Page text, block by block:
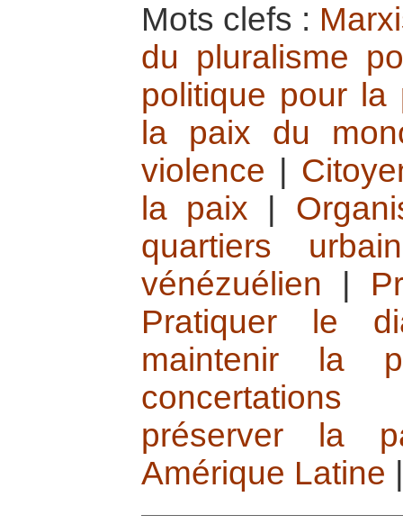
Mots clefs :
du pluralisme
politique pour la
la paix du
violence
la paix
quartiers
vénézuélien
Pratiquer le
maintenir la
concertations
préserver la
Amérique Latine